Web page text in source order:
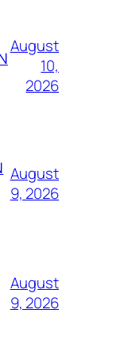
August
10,
2026
August
9, 2026
August
9, 2026